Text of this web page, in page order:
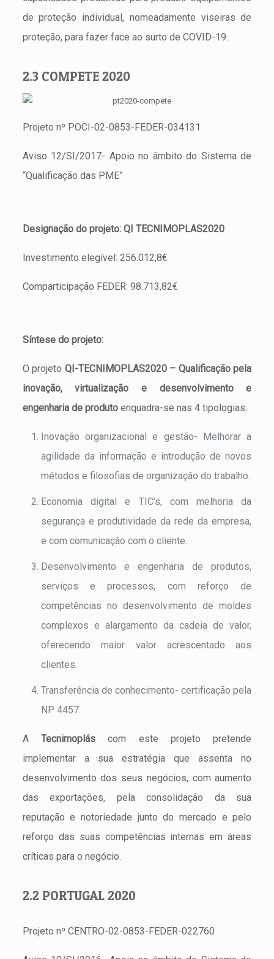
de proteção individual, nomeadamente viseiras de
proteção, para fazer face ao surto de COVID-19.
2.3 COMPETE 2020
Projeto nº POCI-02-0853-FEDER-034131
Aviso 12/SI/2017- Apoio no âmbito do Sistema de
“Qualificação das PME”
Designação do projeto: QI TECNIMOPLAS2020
Investimento elegível: 256.012,8€
Comparticipação FEDER: 98.713,82€
Síntese do projeto:
O projeto QI-TECNIMOPLAS2020 – Qualificação pela
inovação, virtualização e desenvolvimento e
engenharia de produtoenquadra-se nas 4 tipologias:
Inovação organizacional e gestão- Melhorar a
agilidade da informação e introdução de novos
métodos e filosofias de organização do trabalho.
Economia digital e TIC’s, com melhoria da
segurança e produtividade da rede da empresa,
e com comunicação com o cliente.
Desenvolvimento e engenharia de produtos,
serviços e processos, com reforço de
competências no desenvolvimento de moldes
complexos e alargamento da cadeia de valor,
oferecendo maior valor acrescentado aos
clientes.
Transferência de conhecimento- certificação pela
NP 4457.
ATecnimoplás com este projeto pretende
implementar a sua estratégia que assenta no
desenvolvimento dos seus negócios, com aumento
das exportações, pela consolidação da sua
reputação e notoriedade junto do mercado e pelo
reforço das suas competências internas em áreas
críticas para o negócio.
2.2 PORTUGAL 2020
Projeto nº CENTRO-02-0853-FEDER-022760